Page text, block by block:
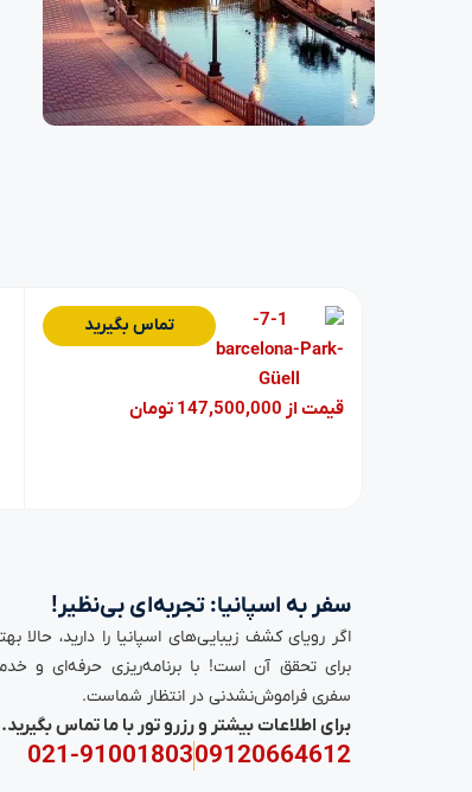
تماس بگیرید
قیمت از 147,500,000 تومان
سفر به اسپانیا: تجربه‌ای بی‌نظیر!
اگر رویای کشف زیبایی‌های اسپانیا را دارید، حالا
برای تحقق آن است! با برنامه‌ریزی حرفه‌ای و
سفری فراموش‌نشدنی در انتظار شماست.
برای اطلاعات بیشتر و رزرو تور با ما تماس بگیرید.
09120664612
021-91001803